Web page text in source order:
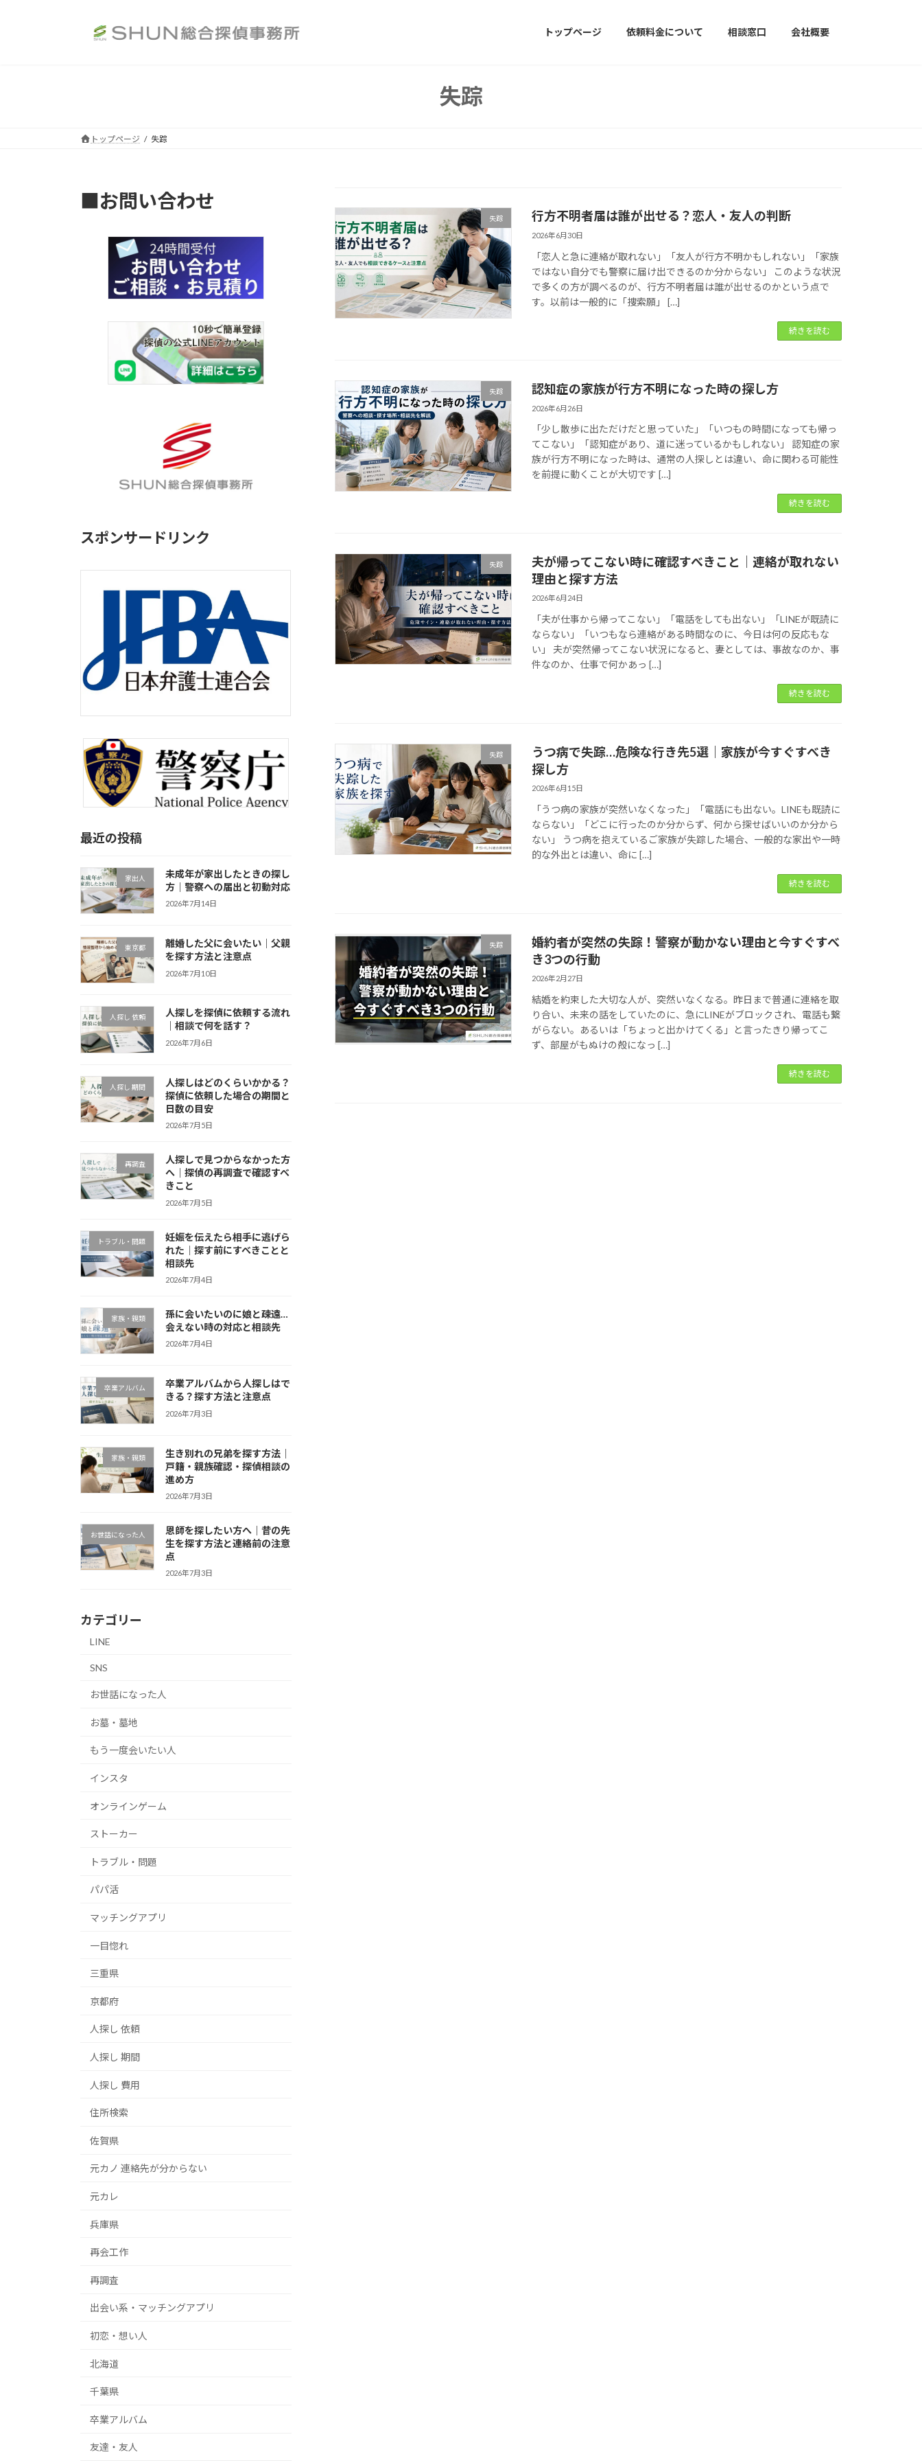
トップページ 依頼料金について 相談窓口 会社概要
失踪
トップページ 失踪
失踪 行方不明者届は誰が出せる？恋人・友人の判断
2026年6月30日
「恋人と急に連絡が取れない」「友人が行方不明かもしれない」「家族
ではない自分でも警察に届け出できるのか分からない」 このような状況
で多くの方が調べるのが、行方不明者届は誰が出せるのかという点で
す。以前は一般的に「捜索願」 […]
続きを読む
失踪 認知症の家族が行方不明になった時の探し方
2026年6月26日
「少し散歩に出ただけだと思っていた」「いつもの時間になっても帰っ
てこない」「認知症があり、道に迷っているかもしれない」 認知症の家
族が行方不明になった時は、通常の人探しとは違い、命に関わる可能性
を前提に動くことが大切です […]
続きを読む
失踪
夫が帰ってこない時に確認すべきこと｜連絡が取れない
理由と探す方法
2026年6月24日
「夫が仕事から帰ってこない」「電話をしても出ない」「LINEが既読に
ならない」「いつもなら連絡がある時間なのに、今日は何の反応もな
い」 夫が突然帰ってこない状況になると、妻としては、事故なのか、事
件なのか、仕事で何かあっ […]
続きを読む
失踪
うつ病で失踪…危険な行き先5選｜家族が今すぐすべき
探し方
2026年6月15日
「うつ病の家族が突然いなくなった」「電話にも出ない。LINEも既読に
ならない」「どこに行ったのか分からず、何から探せばいいのか分から
ない」 うつ病を抱えているご家族が失踪した場合、一般的な家出や一時
的な外出とは違い、命に […]
続きを読む
失踪
婚約者が突然の失踪！警察が動かない理由と今すぐすべ
き3つの行動
2026年2月27日
結婚を約束した大切な人が、突然いなくなる。昨日まで普通に連絡を取
り合い、未来の話をしていたのに、急にLINEがブロックされ、電話も繋
がらない。あるいは「ちょっと出かけてくる」と言ったきり帰ってこ
ず、部屋がもぬけの殻になっ […]
続きを読む
■お問い合わせ
スポンサードリンク
最近の投稿
家出人
未成年が家出したときの探し
方｜警察への届出と初動対応
2026年7月14日
東京都
離婚した父に会いたい｜父親
を探す方法と注意点
2026年7月10日
人探し 依頼
人探しを探偵に依頼する流れ
｜相談で何を話す？
2026年7月6日
人探し 期間
人探しはどのくらいかかる？
探偵に依頼した場合の期間と
日数の目安
2026年7月5日
再調査
人探しで見つからなかった方
へ｜探偵の再調査で確認すべ
きこと
2026年7月5日
トラブル・問題
妊娠を伝えたら相手に逃げら
れた｜探す前にすべきことと
相談先
2026年7月4日
家族・親類
孫に会いたいのに娘と疎遠…
会えない時の対応と相談先
2026年7月4日
卒業アルバム
卒業アルバムから人探しはで
きる？探す方法と注意点
2026年7月3日
家族・親類
生き別れの兄弟を探す方法｜
戸籍・親族確認・探偵相談の
進め方
2026年7月3日
お世話になった人
恩師を探したい方へ｜昔の先
生を探す方法と連絡前の注意
点
2026年7月3日
カテゴリー
LINE
SNS
お世話になった人
お墓・墓地
もう一度会いたい人
インスタ
オンラインゲーム
ストーカー
トラブル・問題
パパ活
マッチングアプリ
一目惚れ
三重県
京都府
人探し 依頼
人探し 期間
人探し 費用
住所検索
佐賀県
元カノ 連絡先が分からない
元カレ
兵庫県
再会工作
再調査
出会い系・マッチングアプリ
初恋・想い人
北海道
千葉県
卒業アルバム
友達・友人